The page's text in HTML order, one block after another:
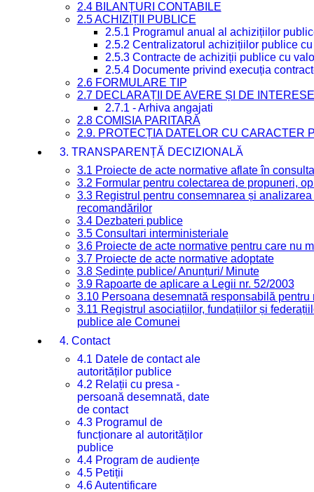
2.4 BILANȚURI CONTABILE
2.5 ACHIZIȚII PUBLICE
2.5.1 Programul anual al achizițiilor
2.5.2 Centralizatorul achizițiilor publice
2.5.3 Contracte de achiziții publice cu
2.5.4 Documente privind execuția
2.6 FORMULARE TIP
2.7 DECLARAȚII DE AVERE ȘI DE INTERESE
2.7.1 - Arhiva angajati
2.8 COMISIA PARITARĂ
2.9. PROTECȚIA DATELOR CU CARACTER
3. TRANSPARENȚĂ DECIZIONALĂ
3.1 Proiecte de acte normative aflate în
3.2 Formular pentru colectarea de propuneri,
3.3 Registrul pentru consemnarea și
recomandărilor
3.4 Dezbateri publice
3.5 Consultari interministeriale
3.6 Proiecte de acte normative pentru care nu
3.7 Proiecte de acte normative adoptate
3.8 Ședințe publice/ Anunțuri/ Minute
3.9 Rapoarte de aplicare a Legii nr. 52/2003
3.10 Persoana desemnată responsabilă
3.11 Registrul asociațiilor, fundațiilor și
publice ale Comunei
4. Contact
4.1 Datele de contact ale
autorităților publice
4.2 Relații cu presa -
persoană desemnată, date
de contact
4.3 Programul de
funcționare al autorităților
publice
4.4 Program de audiențe
4.5 Petiții
4.6 Autentificare